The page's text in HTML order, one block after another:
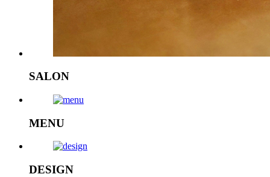
SALON
MENU
DESIGN